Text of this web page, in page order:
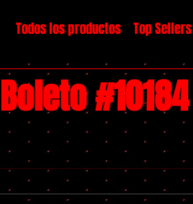
Top Sellers
Todos los productos
Boleto #10184